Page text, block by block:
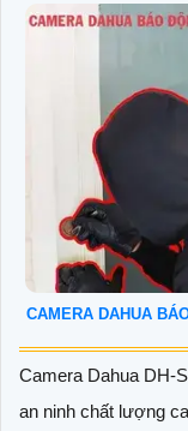
CAMERA DAHUA
Camera Dahua DH-
an ninh chất lượng